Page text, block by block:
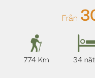
Från
774 Km 34